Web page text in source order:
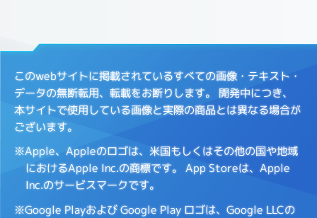
このwebサイトに掲載されているすべての画像・テキスト・
データの無断転用、転載をお断りします。 開発中につき、
本サイトで使用している画像と実際の商品とは異なる場合が
ございます。
※Apple、Appleのロゴは、米国もしくはその他の国や地域
におけるApple Inc.の商標です。 App Storeは、Apple
Inc.のサービスマークです。
※Google Playおよび Google Play ロゴは、Google LLCの